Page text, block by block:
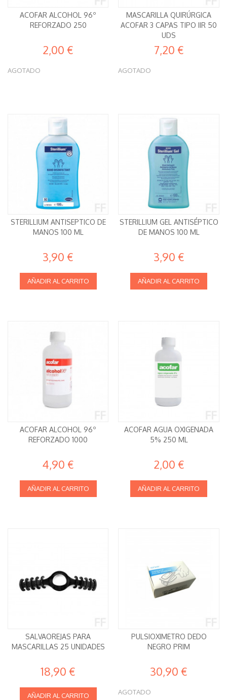
ACOFAR ALCOHOL 96º
REFORZADO 250
2,00 €
AGOTADO
MASCARILLA QUIRÚRGICA
ACOFAR 3 CAPAS TIPO IIR 50
UDS
7,20 €
AGOTADO
STERILLIUM ANTISEPTICO DE
MANOS 100 ML
3,90 €
AÑADIR AL CARRITO
STERILLIUM GEL ANTISÉPTICO
DE MANOS 100 ML
3,90 €
AÑADIR AL CARRITO
ACOFAR ALCOHOL 96º
REFORZADO 1000
4,90 €
AÑADIR AL CARRITO
ACOFAR AGUA OXIGENADA
5% 250 ML
2,00 €
AÑADIR AL CARRITO
SALVAOREJAS PARA
MASCARILLAS 25 UNIDADES
18,90 €
AÑADIR AL CARRITO
PULSIOXIMETRO DEDO
NEGRO PRIM
30,90 €
AGOTADO